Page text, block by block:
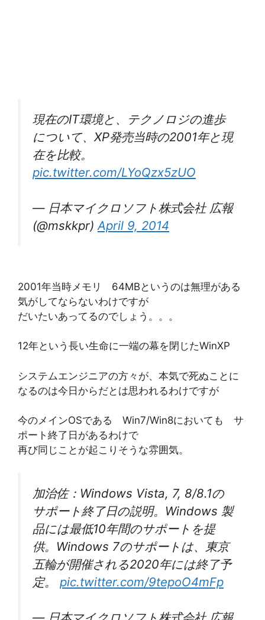
現在のIT環境と、テクノロジの進歩
について、XP発売当時の2001年と現
在を比較。
pic.twitter.com/LYoQzx5zUO
— 日本マイクロソフト株式会社 広報
(@mskkpr)April 9, 2014
2001年当時メモリ 64MBというのは無理がある
気がしてならないわけですが
だいたいあってるのでしょう。。。
12年という長い生命に一端の幕を閉じたWinXP
システムエンジニアの方々が、本気で死ぬことに
なるのは今日からだとは思われるわけですが
今のメインOSである Win7/Win8においても サ
ポート終了日があるわけで
再び同じことが起こりそうな雰囲気。
加治佐：Windows Vista, 7, 8/8.1の
サポート終了日の説明。Windows 製
品には最低10年間のサポートを提
供。Windows 7のサポートは、東京
五輪が開催される2020年には終了予
定。 pic.twitter.com/9tepoO4mFp